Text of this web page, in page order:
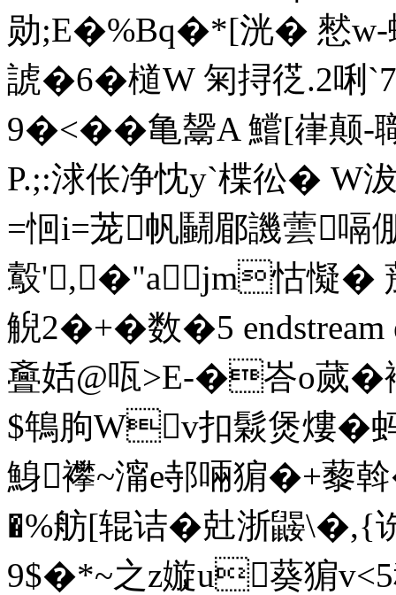
勋;E�%Bq�*[洸� 憖w-
諕�6�檤W 匊挦徔 .2
9�<��亀鬶A 鱨[嵂颠-
P.;:浗伥净忱y`楪彸�
=恛i=茏帆鬭郿譏蕓嗝
鷇',�"ajm怙懝�
觬2�+�数�5 endstream
斖姡@咓>E-�峇o蒇
$鵇朐Wv扣鬏煲熡�
鯓襻~澝e邿啢猏�+藜斡
�%舫[辊诘�兙浙鼹\�,{
9$�*~之z嫙u葵猏v<5